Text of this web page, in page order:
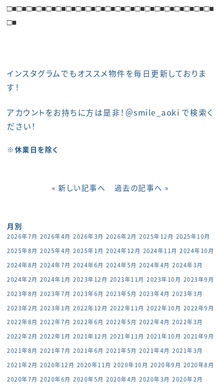
□■□■□■□■□■□■□■□■□■□■□■□■□■□■□■□■□■□■□■□■□■
□■
インスタグラムでもオススメ物件を毎日更新しておりま
す！
アカウントをお持ちに方は是非！＠smile_aoki で検索く
ださい！
※休業日を除く
« 新しい記事へ 過去の記事へ »
月別
2026年7月 2026年4月 2026年3月 2026年2月 2025年12月 2025年10月
2025年8月 2025年4月 2025年1月 2024年12月 2024年11月 2024年10月
2024年8月 2024年7月 2024年6月 2024年5月 2024年4月 2024年3月
2024年2月 2024年1月 2023年12月 2023年11月 2023年10月 2023年9月
2023年8月 2023年7月 2023年6月 2023年5月 2023年4月 2023年3月
2023年2月 2023年1月 2022年12月 2022年11月 2022年10月 2022年9月
2022年8月 2022年7月 2022年6月 2022年5月 2022年4月 2022年3月
2022年2月 2022年1月 2021年12月 2021年11月 2021年10月 2021年9月
2021年8月 2021年7月 2021年6月 2021年5月 2021年4月 2021年3月
2021年2月 2020年12月 2020年11月 2020年10月 2020年9月 2020年8月
2020年7月 2020年6月 2020年5月 2020年4月 2020年3月 2020年2月